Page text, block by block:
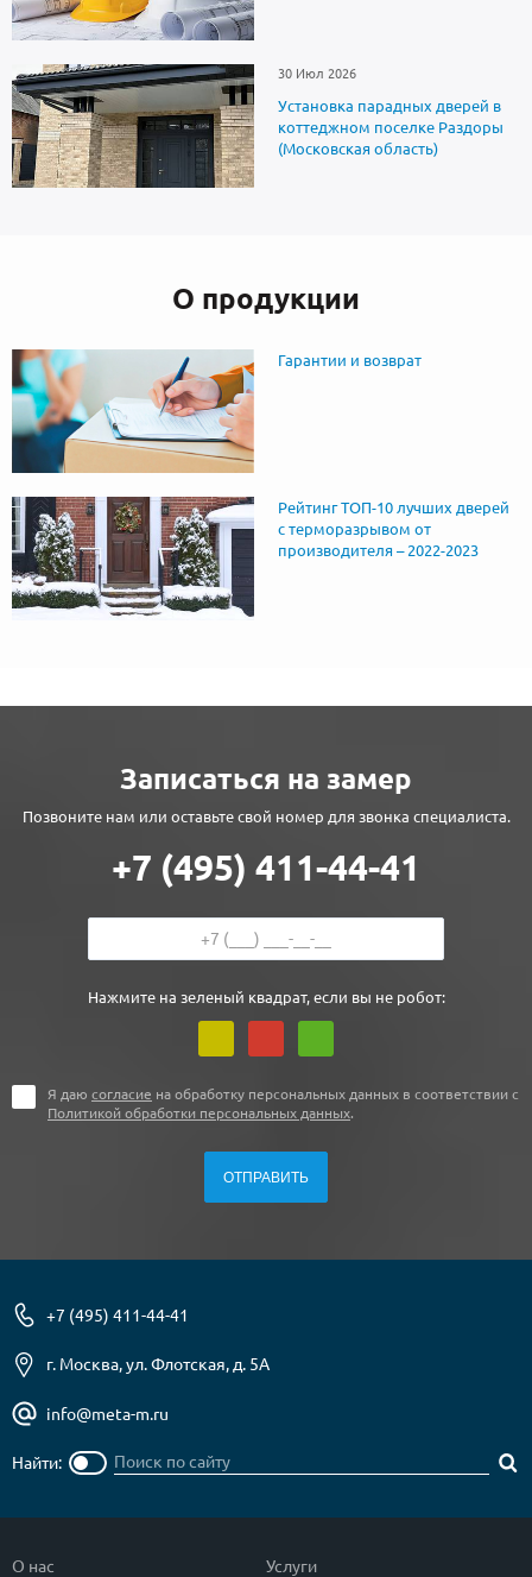
30 Июл 2026
Установка парадных дверей в
коттеджном поселке Раздоры
(Московская область)
О продукции
Гарантии и возврат
Рейтинг ТОП-10 лучших дверей
с терморазрывом от
производителя – 2022-2023
Записаться на замер
Позвоните нам или оставьте свой номер для звонка специалиста.
+7 (495) 411-44-41
Нажмите на зеленый квадрат, если вы не робот:
Я даю согласие на обработку персональных данных в соответствии с
Политикой обработки персональных данных
+7 (495) 411-44-41
г. Москва, ул. Флотская, д. 5А
info@meta-m.ru
Найти:
О нас Услуги